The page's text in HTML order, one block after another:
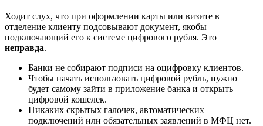
Ходит слух, что при оформлении карты или визите в
отделение клиенту подсовывают документ, якобы
подключающий его к системе цифрового рубля. Это
неправда.
Банки не собирают подписи на оцифровку клиентов.
Чтобы начать использовать цифровой рубль, нужно
будет самому зайти в приложение банка и открыть
цифровой кошелек.
Никаких скрытых галочек, автоматических
подключений или обязательных заявлений в МФЦ нет.